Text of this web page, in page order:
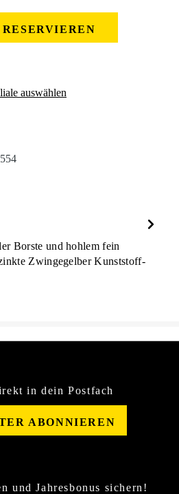
RESERVIEREN
auswählen
Borste und hohlem fein
Zwingegelber Kunststoff-
in dein Postfach
ABONNIEREN
und Jahresbonus sichern!